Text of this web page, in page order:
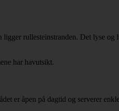
rullesteinstranden. Det lyse og
har havutsikt.
er åpen på dagtid og serverer